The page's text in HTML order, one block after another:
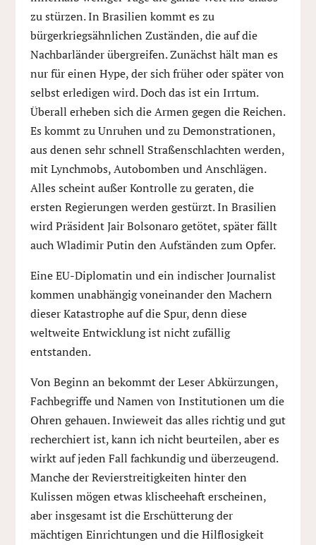
zu stürzen. In Brasilien kommt es zu
bürgerkriegsähnlichen Zuständen, die auf die
Nachbarländer übergreifen. Zunächst hält man es
nur für einen Hype, der sich früher oder später von
selbst erledigen wird. Doch das ist ein Irrtum.
Überall erheben sich die Armen gegen die Reichen.
Es kommt zu Unruhen und zu Demonstrationen,
aus denen sehr schnell Straßenschlachten werden,
mit Lynchmobs, Autobomben und Anschlägen.
Alles scheint außer Kontrolle zu geraten, die
ersten Regierungen werden gestürzt. In Brasilien
wird Präsident Jair Bolsonaro getötet, später fällt
auch Wladimir Putin den Aufständen zum Opfer.
Eine EU-Diplomatin und ein indischer Journalist
kommen unabhängig voneinander den Machern
dieser Katastrophe auf die Spur, denn diese
weltweite Entwicklung ist nicht zufällig
entstanden.
Von Beginn an bekommt der Leser Abkürzungen,
Fachbegriffe und Namen von Institutionen um die
Ohren gehauen. Inwieweit das alles richtig und gut
recherchiert ist, kann ich nicht beurteilen, aber es
wirkt auf jeden Fall fachkundig und überzeugend.
Manche der Revierstreitigkeiten hinter den
Kulissen mögen etwas klischeehaft erscheinen,
aber insgesamt ist die Erschütterung der
mächtigen Einrichtungen und die Hilflosigkeit